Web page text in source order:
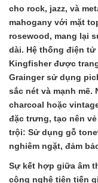
cho rock, jazz, và
mahogany với mặt
rosewood, mang lại
dài. Hệ thống điện tử
Kingfisher được
Grainger sử dụng
sắc nét và mạnh
charcoal hoặc
đặc trưng, tạo nên
trội: Sử dụng gỗ
nghiêm ngặt, đảm
Sự kết hợp giữa âm
công nghệ tiên tiến